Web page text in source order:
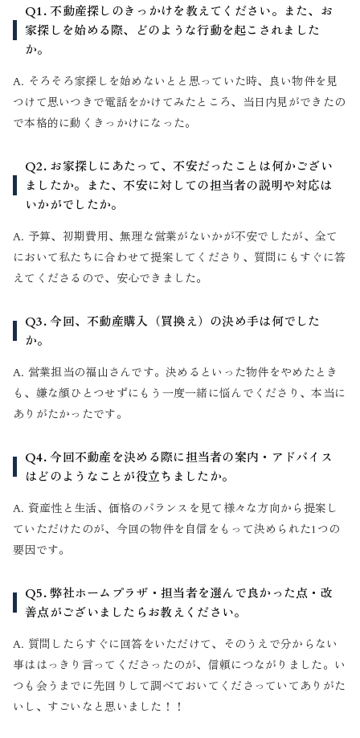
Q1. 不動産探しのきっかけを教えてください。また、お
家探しを始める際、どのような行動を起こされました
か。
A. そろそろ家探しを始めないとと思っていた時、良い物件を見
つけて思いつきで電話をかけてみたところ、当日内見ができたの
で本格的に動くきっかけになった。
Q2. お家探しにあたって、不安だったことは何かござい
ましたか。また、不安に対しての担当者の説明や対応は
いかがでしたか。
A. 予算、初期費用、無理な営業がないかが不安でしたが、全て
において私たちに合わせて提案してくださり、質問にもすぐに答
えてくださるので、安心できました。
Q3. 今回、不動産購入（買換え）の決め手は何でした
か。
A. 営業担当の福山さんです。決めるといった物件をやめたとき
も、嫌な顔ひとつせずにもう一度一緒に悩んでくださり、本当に
ありがたかったです。
Q4. 今回不動産を決める際に担当者の案内・アドバイス
はどのようなことが役立ちましたか。
A. 資産性と生活、価格のバランスを見て様々な方向から提案し
ていただけたのが、今回の物件を自信をもって決められた1つの
要因です。
Q5. 弊社ホームプラザ・担当者を選んで良かった点・改
善点がございましたらお教えください。
A. 質問したらすぐに回答をいただけて、そのうえで分からない
事ははっきり言ってくださったのが、信頼につながりました。い
つも会うまでに先回りして調べておいてくださっていてありがた
いし、すごいなと思いました！！